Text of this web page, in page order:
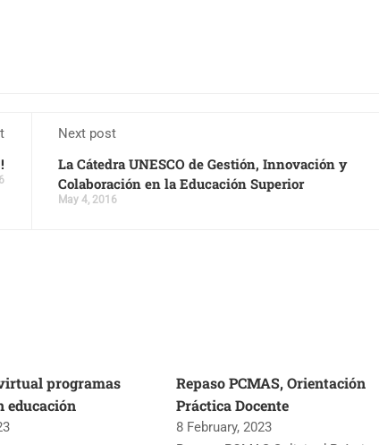
Next post
La Cátedra UNESCO de Gestión, Innovación y
Colaboración en la Educación Superior
May 4, 2016
programas
educación
Repaso PCMAS, Orientación
Práctica Docente
8 February, 2023